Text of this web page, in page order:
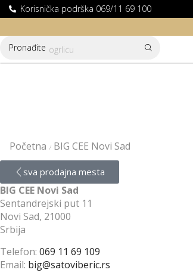
Korisnička podrška 069/11 69 100
DOSTAVA ZA KUPOVINE PREKO 10.000 RSD
Pronađite ogrlicu
Početna / BIG CEE Novi Sad
sva prodajna mesta
BIG CEE Novi Sad
Sentandrejski put 11
Novi Sad, 21000
Srbija
Telefon: 069 11 69 109
Email: big@satoviberic.rs